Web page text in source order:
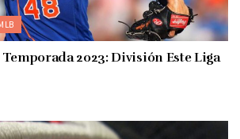
2023: División Este Liga